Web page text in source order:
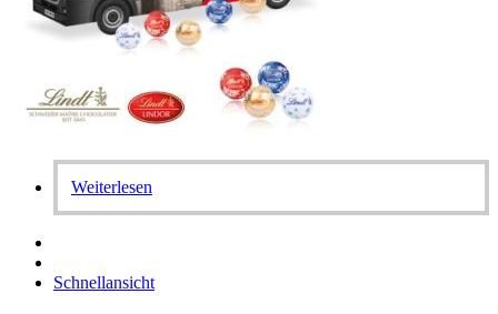
Weiterlesen
Schnellansicht